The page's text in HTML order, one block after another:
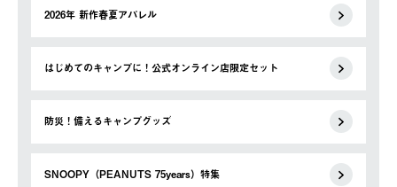
2026年 新作春夏アパレル
はじめてのキャンプに！公式オンライン店限定セット
防災！備えるキャンプグッズ
SNOOPY（PEANUTS 75years）特集